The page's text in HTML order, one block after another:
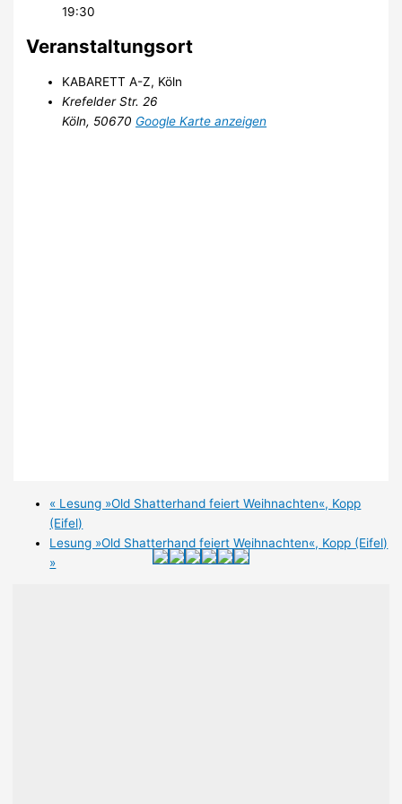
19:30
Veranstaltungsort
KABARETT A-Z, Köln
Krefelder Str. 26
Köln, 50670 Google Karte anzeigen
« Lesung »Old Shatterhand feiert Weihnachten«, Kopp
(Eifel)
Lesung »Old Shatterhand feiert Weihnachten«, Kopp (Eifel)
»